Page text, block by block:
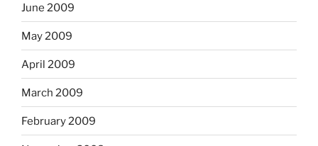
June 2009
May 2009
April 2009
March 2009
February 2009